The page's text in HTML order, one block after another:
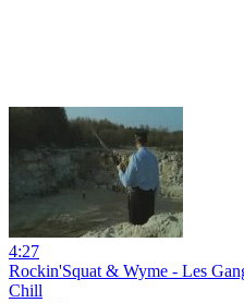
4:27
Rockin'Squat & Wyme - Les
Chill